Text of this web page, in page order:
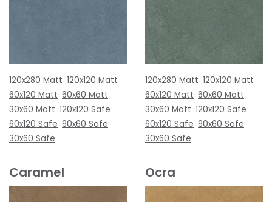
120x280 Matt 120x120 Matt
60x120 Matt 60x60 Matt
30x60 Matt 120x120 Safe
60x120 Safe 60x60 Safe
30x60 Safe
120x280 Matt 120x120 Matt
60x120 Matt 60x60 Matt
30x60 Matt 120x120 Safe
60x120 Safe 60x60 Safe
30x60 Safe
Caramel Ocra